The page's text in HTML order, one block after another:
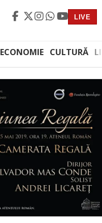
LIVE
ECONOMIE CULTURĂ